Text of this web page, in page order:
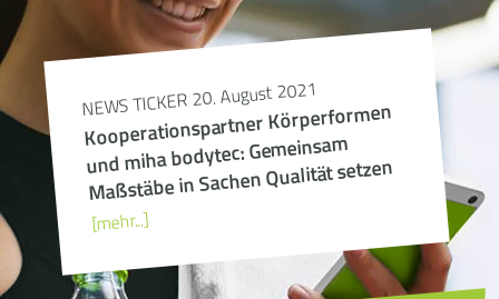
NEWS TICKER 20. August 2021
Kooperationspartner Körperformen
und miha bodytec: Gemeinsam
Maßstäbe in Sachen Qualität setzen
[mehr...]